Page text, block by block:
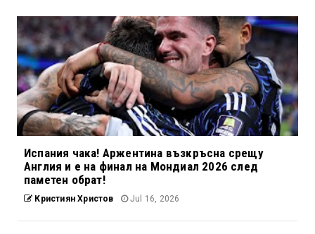
Испания чака! Аржентина възкръсна срещу
Англия и е на финал на Мондиал 2026 след
паметен обрат!
Кристиян Христов Jul 16, 2026